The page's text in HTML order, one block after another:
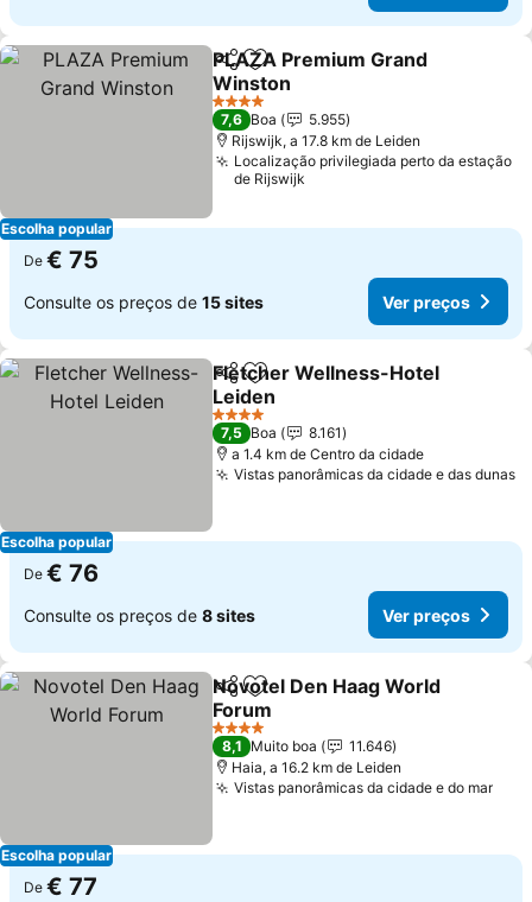
Escolha popular
PartilharAdicionar aos favoritos
PLAZA Premium Grand
Winston
Ver preços
4 Estrelas
7,6 Boa
5.955
Rijswijk, a 17.8 km de Leiden
Localização privilegiada perto da estação
de Rijswijk
De € 75
Consulte os preços de 15 sites Ver preços
Escolha popular
PartilharAdicionar aos favoritos
Fletcher Wellness-Hotel
Leiden
Ver preços
4 Estrelas
7,5 Boa
8.161
a 1.4 km de Centro da cidade
Vistas panorâmicas da cidade e das dunas
De € 76
Consulte os preços de 8 sites Ver preços
Escolha popular
PartilharAdicionar aos favoritos
Novotel Den Haag World
Forum
Ver preços
4 Estrelas
8,1 Muito boa
11.646
Haia, a 16.2 km de Leiden
Vistas panorâmicas da cidade e do marVer
De € 77